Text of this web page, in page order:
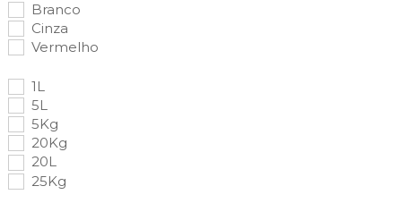
Branco
Cinza
Vermelho
1L
5L
5Kg
20Kg
20L
25Kg